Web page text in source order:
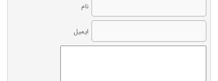
نام
ایمیل